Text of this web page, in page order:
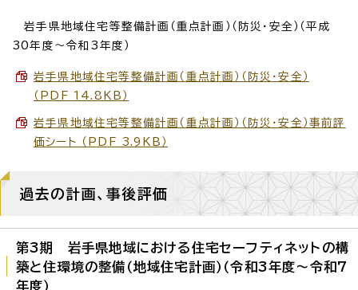
岩手県地域住宅等整備計画（重点計画）（防災・安全）（平成
30年度～令和3年度）
岩手県地域住宅等整備計画（重点計画）（防災・安全）
（PDF 14.8KB）
岩手県地域住宅等整備計画（重点計画）（防災・安全）事前評
価シート （PDF 3.9KB）
過去の計画、事後評価
第3期 岩手県地域における住宅セーフティネットの構
築と住環境の整備（地域住宅計画）（令和3年度～令和7
年度）